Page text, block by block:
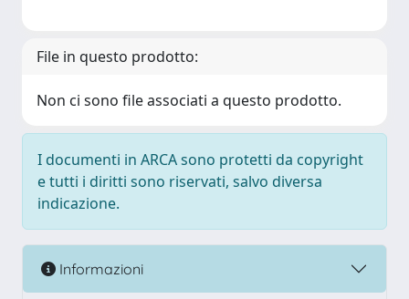
File in questo prodotto:
Non ci sono file associati a questo prodotto.
I documenti in ARCA sono protetti da copyright
e tutti i diritti sono riservati, salvo diversa
indicazione.
Informazioni